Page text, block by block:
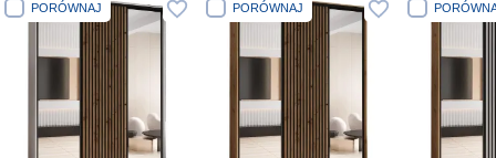
PORÓWNAJ PORÓWNAJ